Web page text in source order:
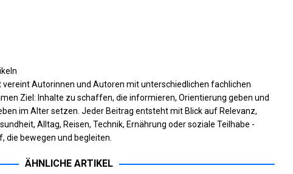
vereint Autorinnen und Autoren mit unterschiedlichen fachlichen
Ziel: Inhalte zu schaffen, die informieren, Orientierung geben und
im Alter setzen. Jeder Beitrag entsteht mit Blick auf Relevanz,
Alltag, Reisen, Technik, Ernährung oder soziale Teilhabe -
die bewegen und begleiten.
ÄHNLICHE ARTIKEL